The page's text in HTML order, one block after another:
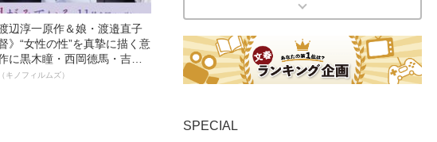
渡辺淳一原作＆娘・渡邉直子
》“女性の性”を真摯に描く意
に黒木瞳・西岡德馬・吉田
出演決定！《映画『月がみ
キノフィルムズ）
SPECIAL